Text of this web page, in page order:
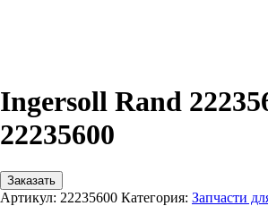
Ingersoll Rand
22235600
Заказать
Артикул: 22235600 Категория: Запчасти